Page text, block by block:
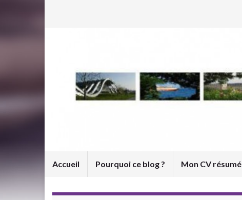
Accueil Pourquoi ce blog ? Mon CV résumé